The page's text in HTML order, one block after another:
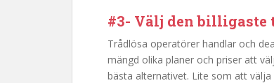
#3- Välj den billigaste
Trådlösa operatörer handlar och
mängd olika planer och priser att
bästa alternativet. Lite som att